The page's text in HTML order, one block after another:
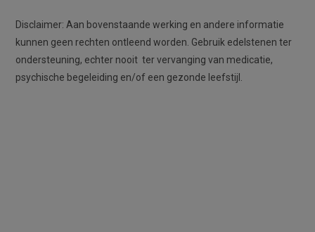
Disclaimer: Aan bovenstaande werking en andere informatie
kunnen geen rechten ontleend worden. Gebruik edelstenen ter
ondersteuning, echter nooit ter vervanging van medicatie,
psychische begeleiding en/of een gezonde leefstijl.